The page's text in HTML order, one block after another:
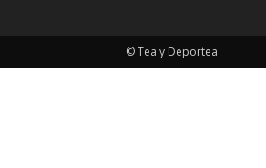
© Tea y Deportea